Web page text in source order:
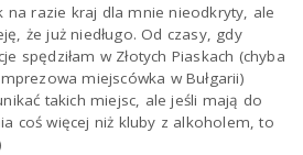
na razie kraj dla mnie nieodkryty, ale
że już niedługo. Od czasy, gdy
spędziłam w Złotych Piaskach (chyba
miejscówka w Bułgarii)
takich miejsc, ale jeśli mają do
coś więcej niż kluby z alkoholem, to